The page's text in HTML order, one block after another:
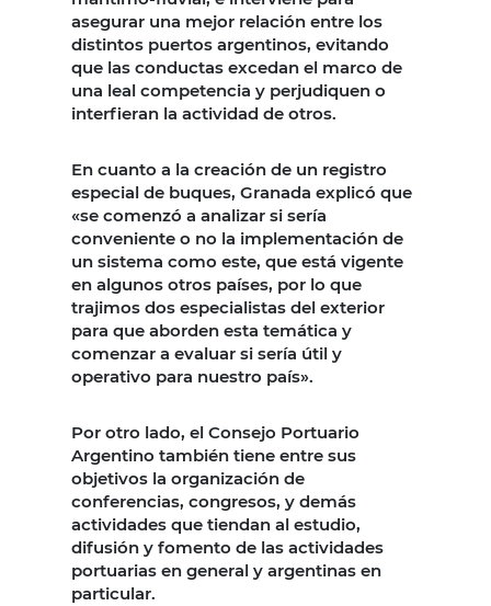
asegurar una mejor relación entre los
distintos puertos argentinos, evitando
que las conductas excedan el marco de
una leal competencia y perjudiquen o
interfieran la actividad de otros.
En cuanto a la creación de un registro
especial de buques, Granada explicó que
«se comenzó a analizar si sería
conveniente o no la implementación de
un sistema como este, que está vigente
en algunos otros países, por lo que
trajimos dos especialistas del exterior
para que aborden esta temática y
comenzar a evaluar si sería útil y
operativo para nuestro país».
Por otro lado, el Consejo Portuario
Argentino también tiene entre sus
objetivos la organización de
conferencias, congresos, y demás
actividades que tiendan al estudio,
difusión y fomento de las actividades
portuarias en general y argentinas en
particular.